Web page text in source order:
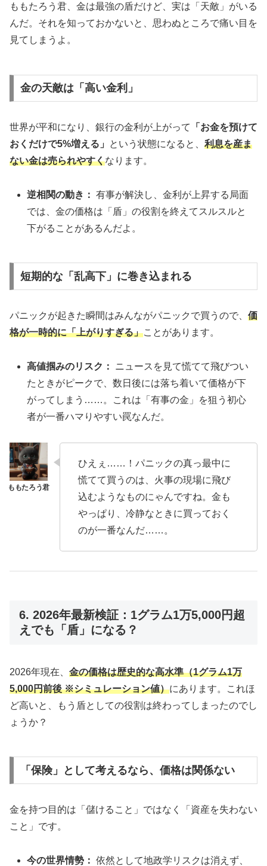
ももたろう君、金は最強の盾だけど、実は「天敵」がいる
んだ。それを知っておかないと、思わぬところで痛い目を
見てしまうよ。
金の天敵は「高い金利」
世界が平和になり、銀行の金利が上がって
「お金を預けて
おくだけで5%増える」
という状態になると、 利息を産ま
ない金は売られやすくなります。
逆相関の動き： 有事が解決し、金利が上昇する局面
では、金の価格は「盾」の役割を終えてスルスルと
下がることがあるんだよ。
短期的な「乱高下」に巻き込まれる
パニックが起きた瞬間はみんながパニックで買うので、 価
格が一時的に「上がりすぎる」ことがあります。
高値掴みのリスク：
ニュースを見て慌てて飛びつい
たときがピークで、数日後には落ち着いて価格が下
がってしまう……。これは「有事の金」を狙う初心
者が一番ハマりやすい罠なんだ。
ひえぇ……！パニックの真っ最中に
慌てて買うのは、火事の現場に飛び
込むようなものにゃんですね。金も
やっぱり、冷静なときに買っておく
のが一番なんだ……。
6. 2026年最新検証：1グラム1万5,000円超
えでも「盾」になる？
2026年現在、 金の価格は歴史的な高水準（1グラム1万
5,000円前後 ※シミュレーション値）にあります。これほ
ど高いと、もう盾としての役割は終わってしまったのでし
ょうか？
「保険」として考えるなら、価格は関係ない
金を持つ目的は「儲けること」ではなく「資産を失わない
こと」です。
今の世界情勢： 依然として地政学リスクは消えず、